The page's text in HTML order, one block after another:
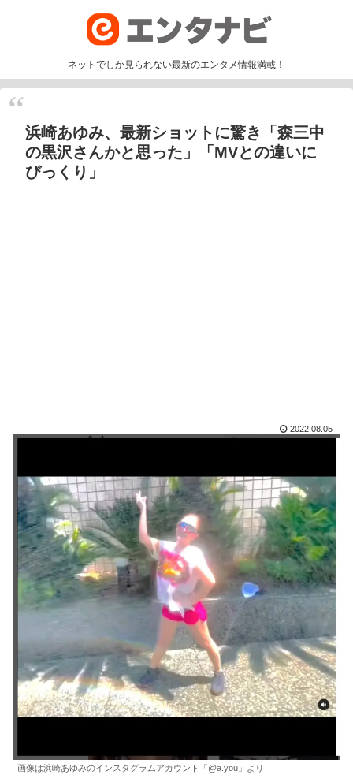
ネットでしか見られない最新のエンタメ情報満載！
浜崎あゆみ、最新ショットに驚き「森三中
の黒沢さんかと思った」「MVとの違いに
びっくり」
2022.08.05
画像は浜崎あゆみのインスタグラムアカウント「@a.you」より